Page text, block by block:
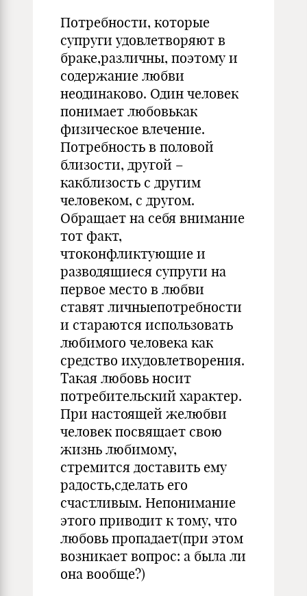
Потребности, которые
супруги удовлетворяют в
браке,различны, поэтому и
содержание любви
неодинаково. Один человек
понимает любовькак
физическое влечение.
Потребность в половой
близости, другой –
какблизость с другим
человеком, с другом.
Обращает на себя внимание
тот факт,
чтоконфликтующие и
разводящиеся супруги на
первое место в любви
ставят личныепотребности
и стараются использовать
любимого человека как
средство ихудовлетворения.
Такая любовь носит
потребительский характер.
При настоящей желюбви
человек посвящает свою
жизнь любимому,
стремится доставить ему
радость,сделать его
счастливым. Непонимание
этого приводит к тому, что
любовь пропадает(при этом
возникает вопрос: а была ли
она вообще?)